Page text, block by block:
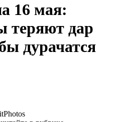
16 мая:
теряют дар
дурачатся